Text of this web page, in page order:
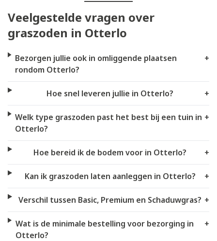
Veelgestelde vragen over
graszoden in Otterlo
Bezorgen jullie ook in omliggende plaatsen
rondom Otterlo?
+
Hoe snel leveren jullie in Otterlo? +
Welk type graszoden past het best bij een tuin in
Otterlo?
+
Hoe bereid ik de bodem voor in Otterlo? +
Kan ik graszoden laten aanleggen in Otterlo? +
Verschil tussen Basic, Premium en Schaduwgras? +
Wat is de minimale bestelling voor bezorging in
Otterlo?
+